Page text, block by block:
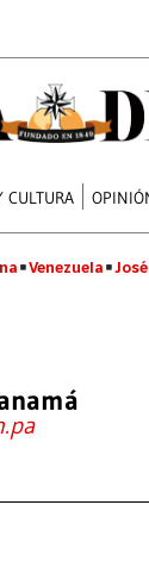
CULTURA
Venezuela